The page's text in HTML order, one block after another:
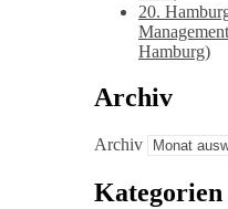
20.
Hamburg)
Archiv
Archiv
Kategorien